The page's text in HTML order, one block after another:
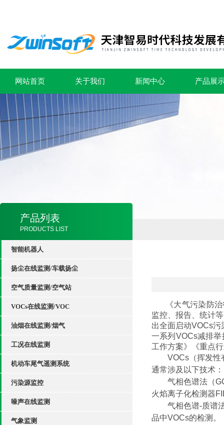
网站首页 关于我们 新闻中心 产品展
产品列表
PRODUCTS LIST
智能机器人
扬尘在线监测/车载扬尘
空气质量监测/空气站
VOCs在线监测/VOC
油烟在线监测/烟气
工况在线监测
机动车尾气遥测系统
污染源监控
噪声在线监测
气象监测
《大气污染防
监控、报告、统计
出全面启动VOCs污
一系列 VOCs减排举
工作方案》《重点
VOCs （挥发
通常涉及以下技术：
气相色谱法（
火焰离子化检测器
气相色谱-质谱
品中VOCs的检测。